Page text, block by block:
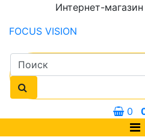
Интернет-
FOCUS VISION
0